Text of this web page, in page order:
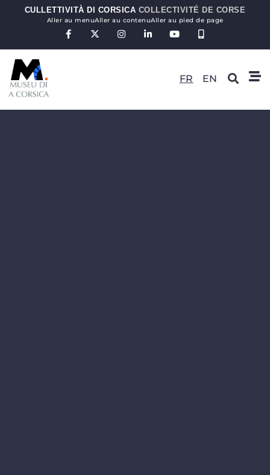
CULLETTIVITÀ DI CORSICA COLLECTIVITÉ DE CORSE
Aller au menuAller au contenuAller au pied de page
FR EN